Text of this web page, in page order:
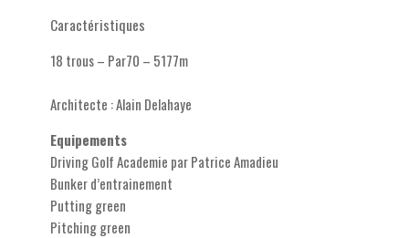
Caractéristiques
18 trous – Par70 – 5177m
Architecte : Alain Delahaye
Equipements
Driving Golf Academie par Patrice Amadieu
Bunker d’entrainement
Putting green
Pitching green